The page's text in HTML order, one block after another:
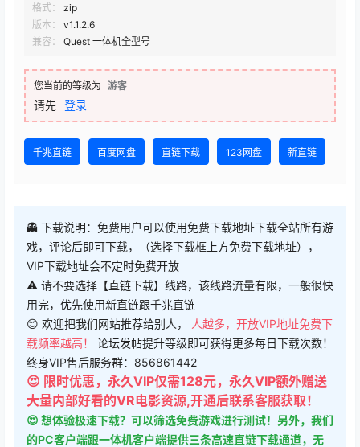
格式：
zip
版本：
v1.1.2.6
兼容：
Quest 一体机全型号
您当前的等级为 游客
请先 登录
千兆直链 百度网盘 直链下载 123网盘 新直链
👻 下载说明：免费用户可以使用免费下载地址下载全站所有游
戏，评论后即可下载，（选择下载框上方免费下载地址），
VIP下载地址会不定时免费开放
⚠ 请不要选择【直链下载】线路，该线路流量有限，一般很快
用完，优先使用新直链跟千兆直链
😊 欢迎把我们网站推荐给别人，
人越多，开放VIP地址免费下
载频率越高！ 论坛发帖提升等级即可获得更多每日下载次数！
终身VIP售后服务群：856861442
😍 限时优惠，永久VIP仅需128元，永久VIP额外赠送
大量内部好看的VR电影资源,开通后联系客服获取！
😍 想体验极速下载？可以筛选免费游戏进行测试！另外，我们
的PC客户端跟一体机客户端提供三条高速直链下载通道，无